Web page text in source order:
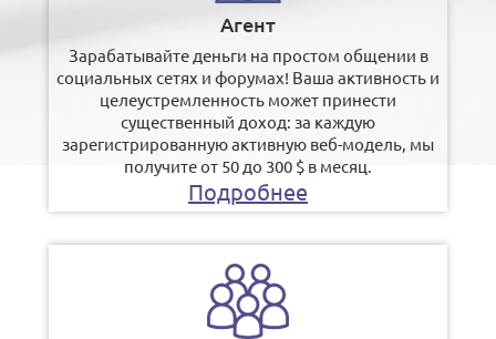
Агент
Зарабатывайте деньги на простом общении в
социальных сетях и форумах! Ваша активность и
целеустремленность может принести
существенный доход: за каждую
зарегистрированную активную веб-модель, мы
получите от 50 до 300 $ в месяц.
Подробнее